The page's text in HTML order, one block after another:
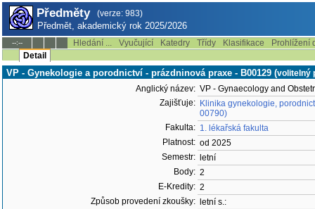
Předměty (verze: 983)
Předmět, akademický rok 2025/2026
--:-- Hledání ... Vyučující Katedry Třídy Klasifikace
Prohlížení
Detail
VP - Gynekologie a porodnictví - prázdninová praxe - B00129 (volitelný
Anglický název: VP - Gynaecology and
Zajišťuje: Klinika gynekologie,
00790)
Fakulta: 1. lékařská fakulta
Platnost: od 2025
Semestr:
letní
Body: 2
E-Kredity: 2
Způsob provedení zkoušky:
letní s.: